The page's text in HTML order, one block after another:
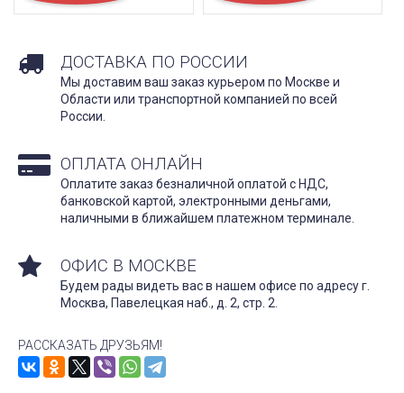
ДОСТАВКА ПО РОССИИ
Мы доставим ваш заказ курьером по Москве и
Области или транспортной компанией по всей
России.
ОПЛАТА ОНЛАЙН
Оплатите заказ безналичной оплатой с НДС,
банковской картой, электронными деньгами,
наличными в ближайшем платежном терминале.
ОФИС В МОСКВЕ
Будем рады видеть вас в нашем офисе по адресу г.
Москва, Павелецкая наб., д. 2, стр. 2.
РАССКАЗАТЬ ДРУЗЬЯМ!